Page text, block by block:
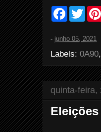
F
b
o
k
T
w
t
r
- junho 05, 2021
Labels: 0A90,
quinta-feira,